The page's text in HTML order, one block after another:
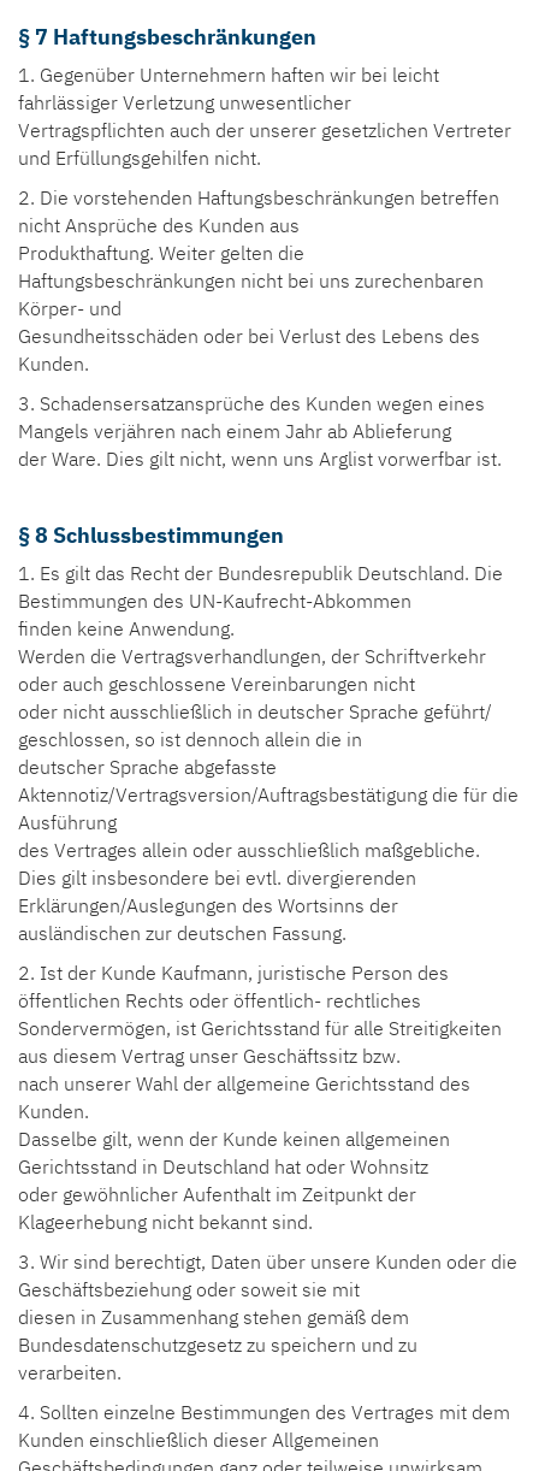
§ 7 Haftungsbeschränkungen
1. Gegenüber Unternehmern haften wir bei leicht
fahrlässiger Verletzung unwesentlicher
Vertragspflichten auch der unserer gesetzlichen Vertreter
und Erfüllungsgehilfen nicht.
2. Die vorstehenden Haftungsbeschränkungen betreffen
nicht Ansprüche des Kunden aus
Produkthaftung. Weiter gelten die
Haftungsbeschränkungen nicht bei uns zurechenbaren
Körper- und
Gesundheitsschäden oder bei Verlust des Lebens des
Kunden.
3. Schadensersatzansprüche des Kunden wegen eines
Mangels verjähren nach einem Jahr ab Ablieferung
der Ware. Dies gilt nicht, wenn uns Arglist vorwerfbar ist.
§ 8 Schlussbestimmungen
1. Es gilt das Recht der Bundesrepublik Deutschland. Die
Bestimmungen des UN-Kaufrecht-Abkommen
finden keine Anwendung.
Werden die Vertragsverhandlungen, der Schriftverkehr
oder auch geschlossene Vereinbarungen nicht
oder nicht ausschließlich in deutscher Sprache geführt/
geschlossen, so ist dennoch allein die in
deutscher Sprache abgefasste
Aktennotiz/Vertragsversion/Auftragsbestätigung die für die
Ausführung
des Vertrages allein oder ausschließlich maßgebliche.
Dies gilt insbesondere bei evtl. divergierenden
Erklärungen/Auslegungen des Wortsinns der
ausländischen zur deutschen Fassung.
2. Ist der Kunde Kaufmann, juristische Person des
öffentlichen Rechts oder öffentlich- rechtliches
Sondervermögen, ist Gerichtsstand für alle Streitigkeiten
aus diesem Vertrag unser Geschäftssitz bzw.
nach unserer Wahl der allgemeine Gerichtsstand des
Kunden.
Dasselbe gilt, wenn der Kunde keinen allgemeinen
Gerichtsstand in Deutschland hat oder Wohnsitz
oder gewöhnlicher Aufenthalt im Zeitpunkt der
Klageerhebung nicht bekannt sind.
3. Wir sind berechtigt, Daten über unsere Kunden oder die
Geschäftsbeziehung oder soweit sie mit
diesen in Zusammenhang stehen gemäß dem
Bundesdatenschutzgesetz zu speichern und zu
verarbeiten.
4. Sollten einzelne Bestimmungen des Vertrages mit dem
Kunden einschließlich dieser Allgemeinen